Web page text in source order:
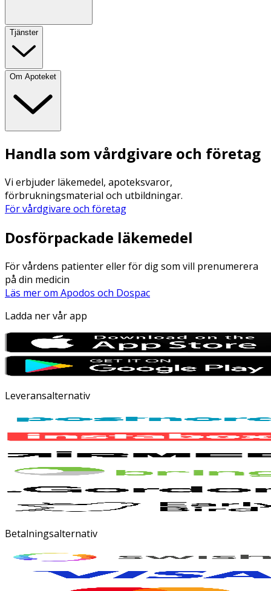
Tjänster
Om Apoteket
Handla som vårdgivare och företag
Vi erbjuder läkemedel, apoteksvaror,
förbrukningsmaterial och utbildningar.
För vårdgivare och företag
Dosförpackade läkemedel
För vårdens patienter eller för dig som vill prenumerera
på din medicin
Läs mer om Apodos och Dospac
Ladda ner vår app
Leveransalternativ
Betalningsalternativ